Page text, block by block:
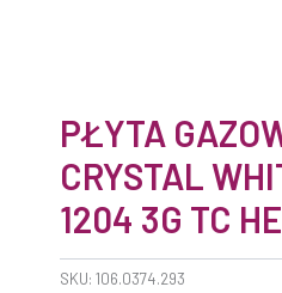
PŁYTA
CRYSTAL
1204 3G TC
SKU: 106.0374.293